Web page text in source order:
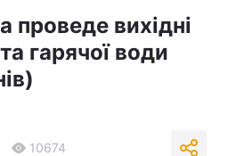
проведе вихідні
гарячої води
10674